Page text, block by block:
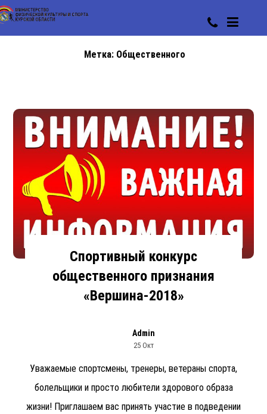
Метка: Общественного
Спортивный конкурс
общественного признания
«Вершина-2018»
Admin
25 Окт
Уважаемые спортсмены, тренеры, ветераны спорта,
болельщики и просто любители здорового образа
жизни! Приглашаем вас принять участие в подведении